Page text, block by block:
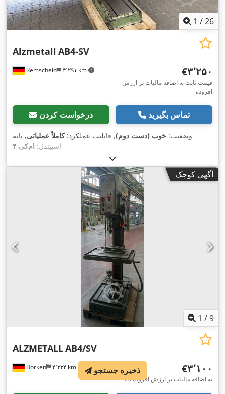
1 /26
Remscheid ۴٬۲۹۱ km
Alzmetall AB4-SV
‎€۳٬۲۵۰
قیمت ثابت به اضافه مالیات بر ارزش
افزوده
درخواست کردن تماس بگیرید
وضعیت: خوب (دست دوم), قابلیت عملکرد:کاملاً عملیاتی, پایه
اسپیندل: ام‌کی ۴ ,
آگهی کوچک
1 /9
Borken ۴٬۳۳۴ km
ALZMETALLAB4/SV
‎€۳٬۱۰۰
VB به اضافه مالیات بر ارزش افزوده
ذخیره جستجو